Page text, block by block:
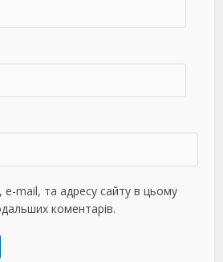
e-mail, та адресу сайту в цьому
коментарів.